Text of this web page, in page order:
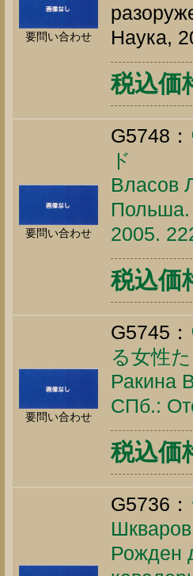
要問い合わせ
Наука,
税込価
要問い合わせ
G5748：
ド
Власов
Польша.
2005.
税込価
要問い合わせ
G5745：
る女性
Ракина
СПб.:
税込価
G5736：
Рожден